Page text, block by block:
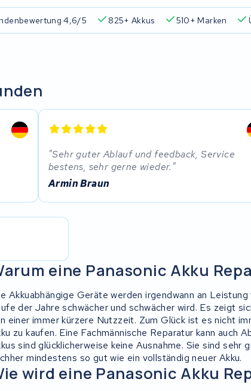
4,6/5 825+ Akkus 510+ Marken
Sehr guter Ablauf und feedback, Service
bestens, sehr gerne wieder.
Armin Braun
eine Panasonic Akku
Akkuabhängige Geräte werden irgendwann an
der Jahre schwächer und schwächer wird. Es zeigt
einer immer kürzere Nutzzeit. Zum Glück ist es nicht
zu kaufen. Eine Fachmännische Reparatur kann auch
sind glücklicherweise keine Ausnahme. Sie sind sehr
mindestens so gut wie ein vollständig neuer Akku.
wird eine Panasonic Akku